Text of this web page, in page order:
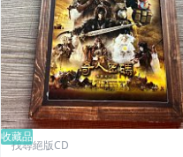
收藏品
找尋絕版CD